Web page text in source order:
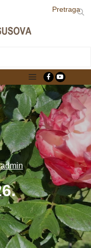
Pretraga
Main menu
admin